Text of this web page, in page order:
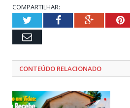
COMPARTILHAR:
TwitterFacebookGoogle+
Email
CONTEÚDO RELACIONADO